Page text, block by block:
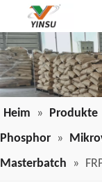
Heim » Produkte
Phosphor »
Masterbatch
»